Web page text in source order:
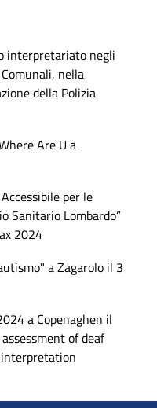
interpretariato negli
nella
della Polizia
Are U a
per le
Sanitario Lombardo”
2024
a Zagarolo il 3
a Copenaghen il
of deaf